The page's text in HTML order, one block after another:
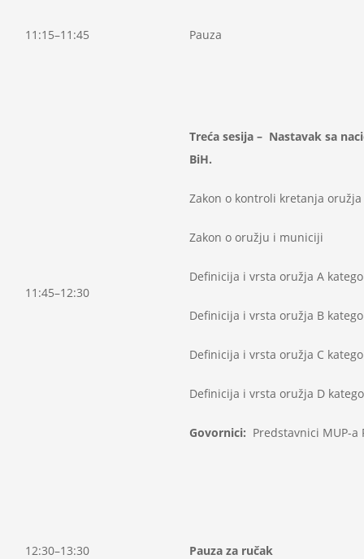
11:15–11:45 Pauza
11:45–12:30
Treća sesija – Nastavak sa
BiH.
Zakon o kontroli kretanja
Zakon o oružju i municiji
Definicija i vrsta oružja A
Definicija i vrsta oružja B
Definicija i vrsta oružja C
Definicija i vrsta oružja D
Govornici: Predstavnici MUP-a
12:30–13:30 Pauza za ručak